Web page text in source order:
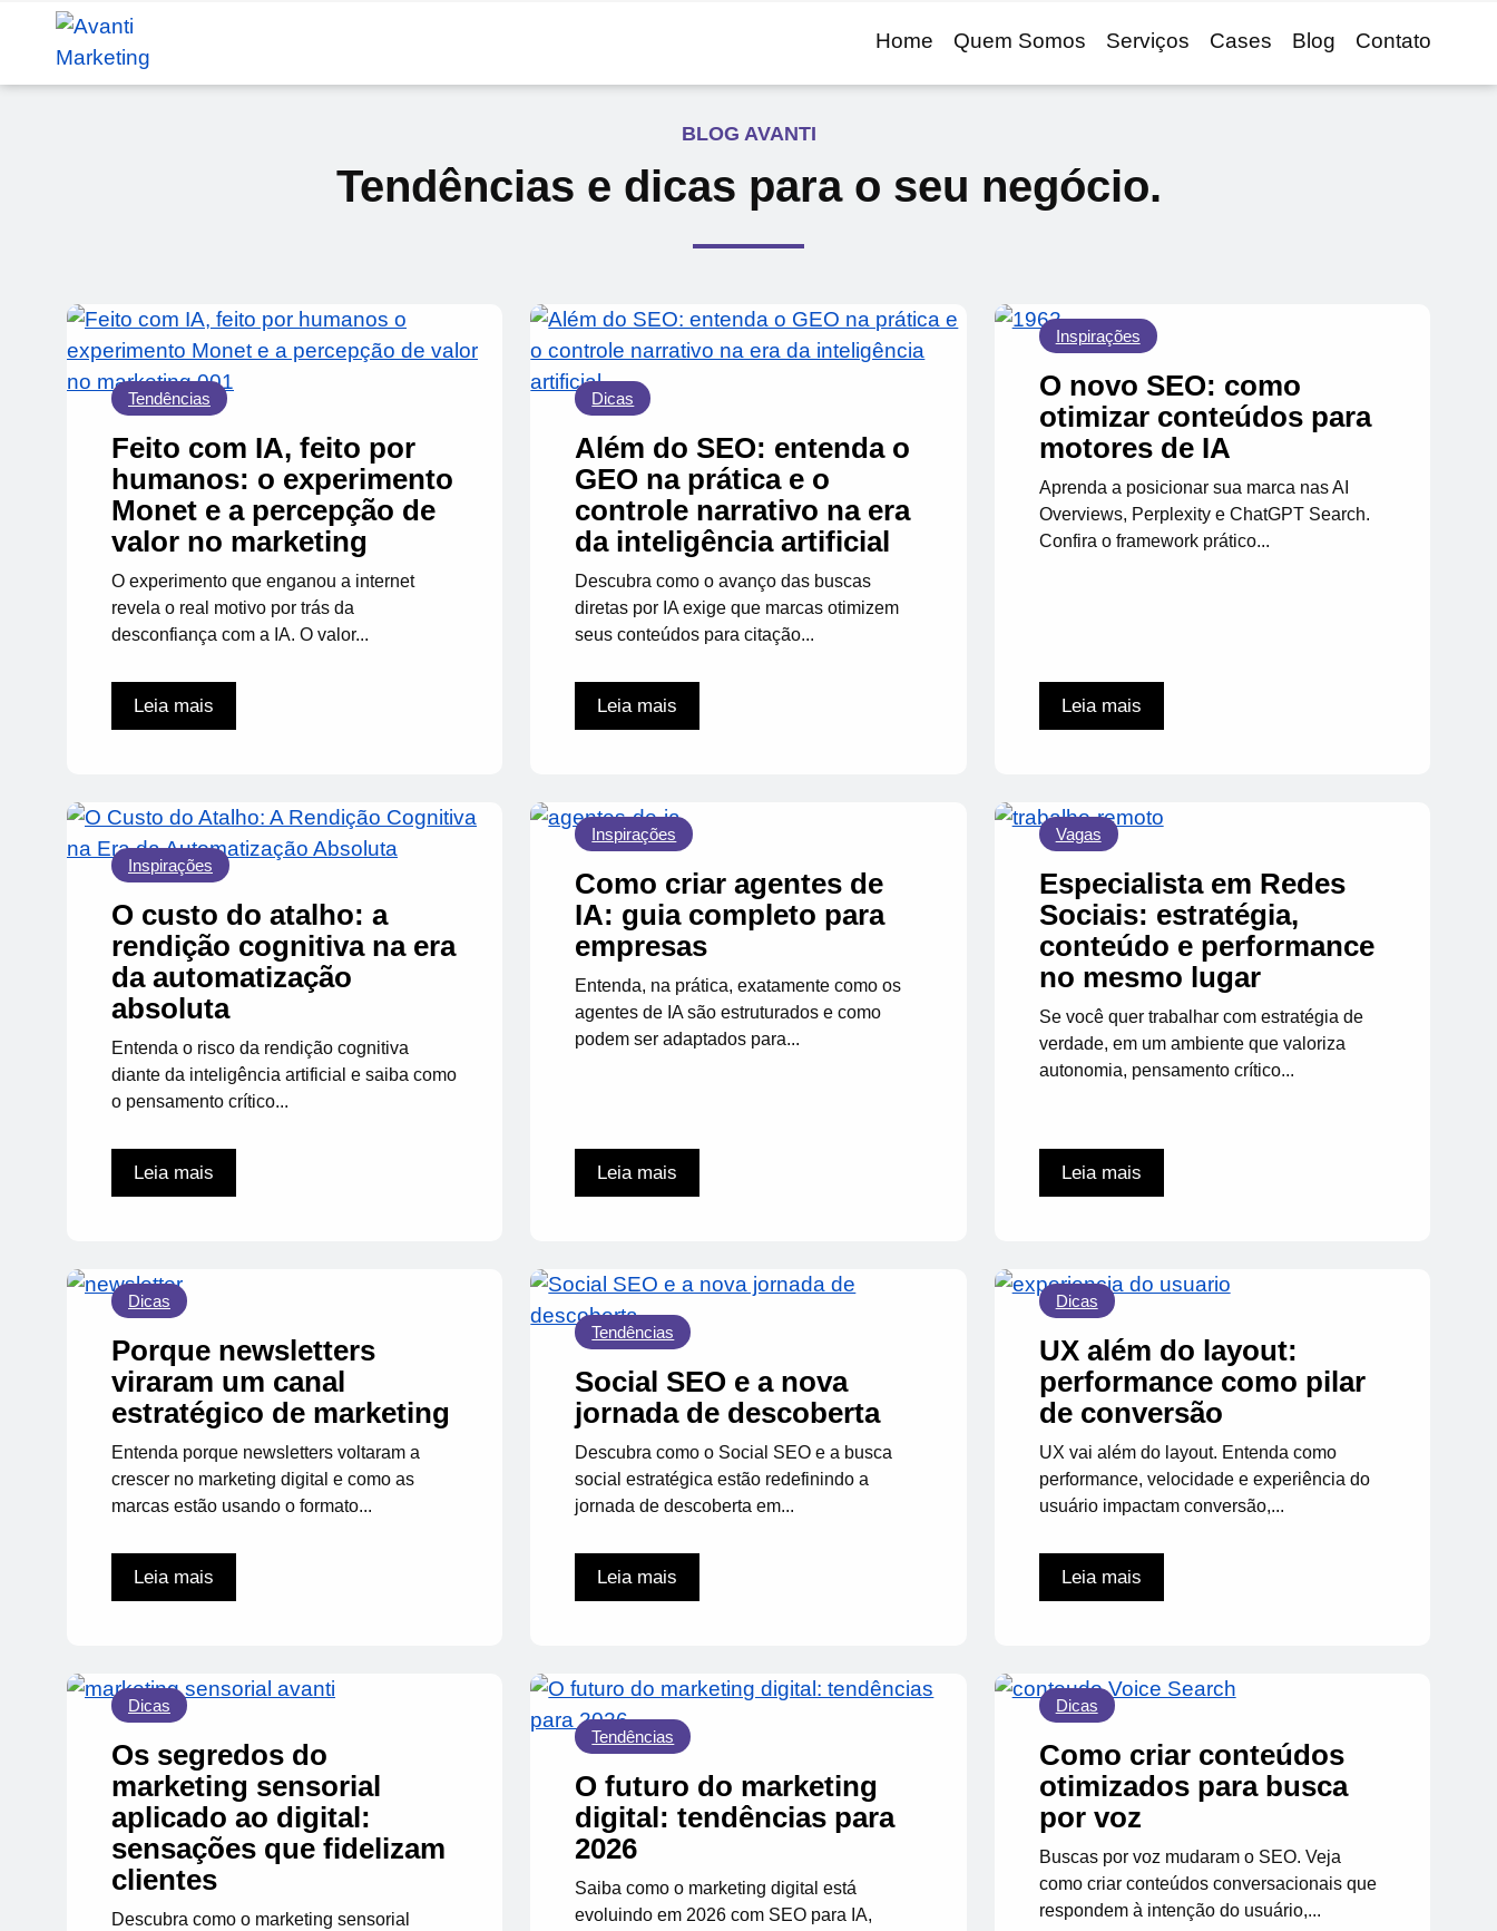
Home Quem Somos Serviços Cases Blog Contato
BLOG AVANTI
Tendências e dicas para o seu negócio.
Tendências
Feito com IA, feito por
humanos: o experimento
Monet e a percepção de
valor no marketing
O experimento que enganou a internet
revela o real motivo por trás da
desconfiança com a IA. O valor...
Leia mais
Dicas
Além do SEO: entenda o
GEO na prática e o
controle narrativo na era
da inteligência artificial
Descubra como o avanço das buscas
diretas por IA exige que marcas otimizem
seus conteúdos para citação...
Leia mais
Inspirações
O novo SEO: como
otimizar conteúdos para
motores de IA
Aprenda a posicionar sua marca nas AI
Overviews, Perplexity e ChatGPT Search.
Confira o framework prático...
Leia mais
Inspirações
O custo do atalho: a
rendição cognitiva na era
da automatização
absoluta
Entenda o risco da rendição cognitiva
diante da inteligência artificial e saiba como
o pensamento crítico...
Leia mais
Inspirações
Como criar agentes de
IA: guia completo para
empresas
Entenda, na prática, exatamente como os
agentes de IA são estruturados e como
podem ser adaptados para...
Leia mais
Vagas
Especialista em Redes
Sociais: estratégia,
conteúdo e performance
no mesmo lugar
Se você quer trabalhar com estratégia de
verdade, em um ambiente que valoriza
autonomia, pensamento crítico...
Leia mais
Dicas
Porque newsletters
viraram um canal
estratégico de marketing
Entenda porque newsletters voltaram a
crescer no marketing digital e como as
marcas estão usando o formato...
Leia mais
Tendências
Social SEO e a nova
jornada de descoberta
Descubra como o Social SEO e a busca
social estratégica estão redefinindo a
jornada de descoberta em...
Leia mais
Dicas
UX além do layout:
performance como pilar
de conversão
UX vai além do layout. Entenda como
performance, velocidade e experiência do
usuário impactam conversão,...
Leia mais
Dicas
Os segredos do
marketing sensorial
aplicado ao digital:
sensações que fidelizam
clientes
Descubra como o marketing sensorial
Tendências
O futuro do marketing
digital: tendências para
2026
Saiba como o marketing digital está
evoluindo em 2026 com SEO para IA,
Dicas
Como criar conteúdos
otimizados para busca
por voz
Buscas por voz mudaram o SEO. Veja
como criar conteúdos conversacionais que
respondem à intenção do usuário,...